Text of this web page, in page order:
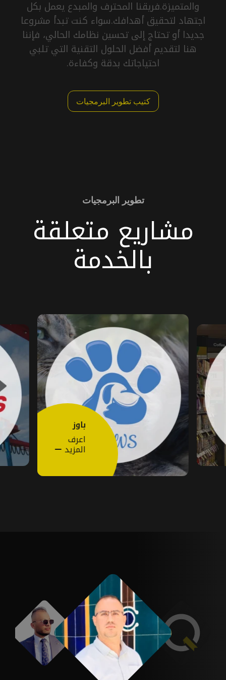
والمتميزة.فريقنا المحترف والمبدع يعمل بكل
اجتهاد لتحقيق أهدافك.سواء كنت تبدأ مشروعا
جديدا أو تحتاج إلى تحسين نظامك الحالي، فإننا
هنا لتقديم أفضل الحلول التقنية التي تلبي
احتياجاتك بدقة وكفاءة.
كتيب تطوير البرمجيات
تطوير البرمجيات
مشاريع متعلقة
بالخدمة
باوز
اعرف
المزيد